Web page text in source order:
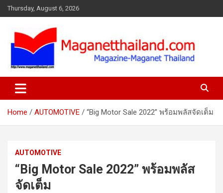
Skip
to
Thursday, August 6, 2026
Home AUTOMOTIVE “Big Motor Sale 2022” พร้อมพลัสจัดเต็ม
AUTOMOTIVE
“Big Motor Sale 2022” พร้อมพลัส
จัดเต็ม